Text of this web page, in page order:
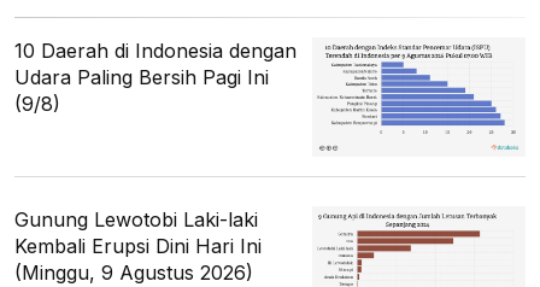
10 Daerah di Indonesia dengan
Udara Paling Bersih Pagi Ini
(9/8)
Gunung Lewotobi Laki-laki
Kembali Erupsi Dini Hari Ini
(Minggu, 9 Agustus 2026)